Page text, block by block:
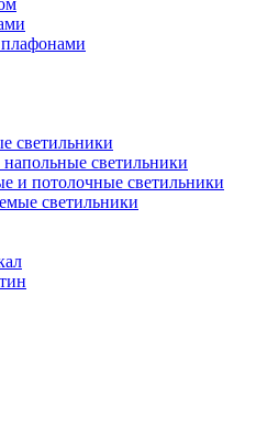
светильники
светильники
и потолочные светильники
светильники